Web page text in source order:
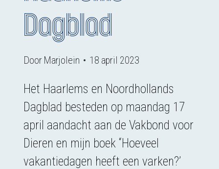
Dagblad
Door Marjolein 18 april 2023
Het Haarlems en Noordhollands
Dagblad besteden op maandag 17
april aandacht aan de Vakbond voor
Dieren en mijn boek “Hoeveel
vakantiedagen heeft een varken?’